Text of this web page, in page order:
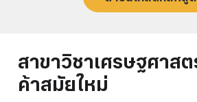
สาขาวิชาเศรษฐศาส
ค้าสมัยใหม่